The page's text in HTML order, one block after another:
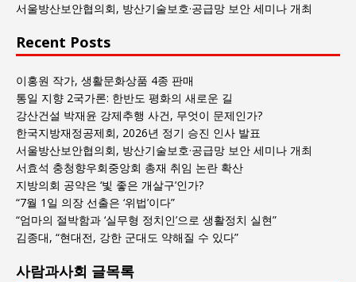
서울방산보안협의회, 방산기술보호·공급망 보안 세미나 개최
Recent Posts
이홍원 작가, 생활문화상품 4종 판매
통일 지향 2국가론: 한반도 평화의 새로운 길
강산건설 박재윤 강제추행 사건, 무엇이 문제인가?
한국지방재정공제회, 2026년 정기 승진 인사 발표
서울방산보안협의회, 방산기술보호·공급망 보안 세미나 개최
서효석 충청향우회중앙회 총재 취임 논란 확산
지방의회 공약은 ‘빛 좋은 개살구’인가?
“7월 1일 의장 선출은 ‘위법’이다”
“엄마의 절박함과 ‘실무형 정치인’으로 생활정치 실현”
김종대, “현대전, 강한 군대도 약해질 수 있다”
사람과사회 글목록